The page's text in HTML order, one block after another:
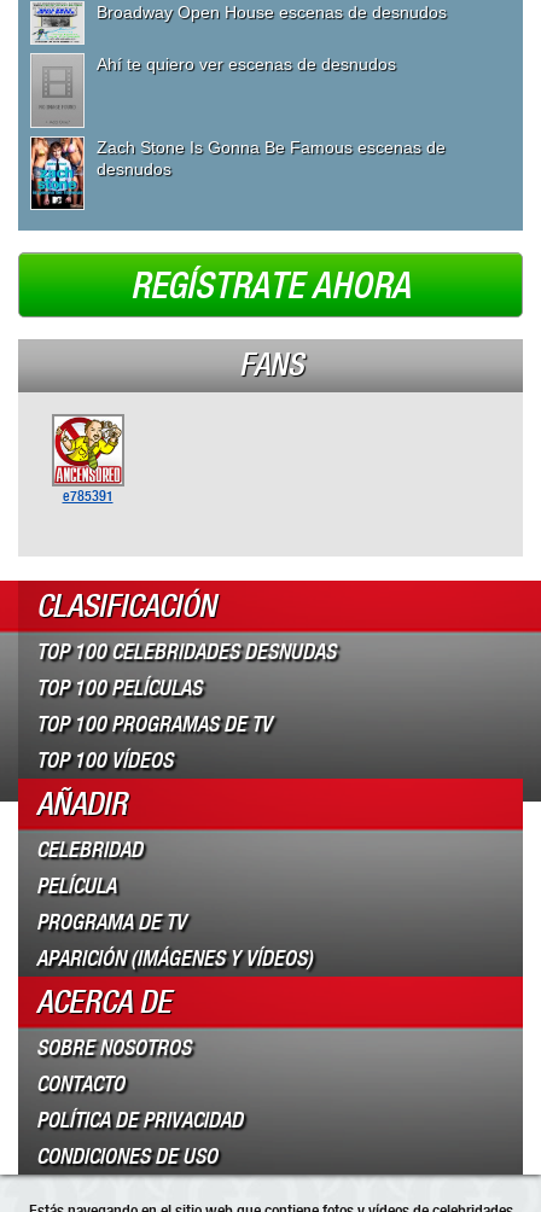
Broadway Open House escenas de desnudos
Ahí te quiero ver escenas de desnudos
Zach Stone Is Gonna Be Famous escenas de
desnudos
REGÍSTRATE AHORA
FANS
e785391
CLASIFICACIÓN
TOP 100 CELEBRIDADES DESNUDAS
TOP 100 PELÍCULAS
TOP 100 PROGRAMAS DE TV
TOP 100 VÍDEOS
AÑADIR
CELEBRIDAD
PELÍCULA
PROGRAMA DE TV
APARICIÓN (IMÁGENES Y VÍDEOS)
ACERCA DE
SOBRE NOSOTROS
CONTACTO
POLÍTICA DE PRIVACIDAD
CONDICIONES DE USO